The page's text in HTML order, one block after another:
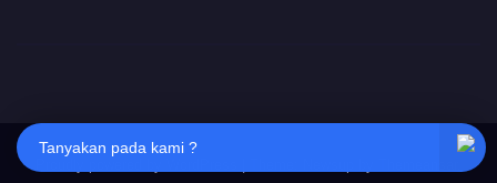
Tanyakan pada kami ?